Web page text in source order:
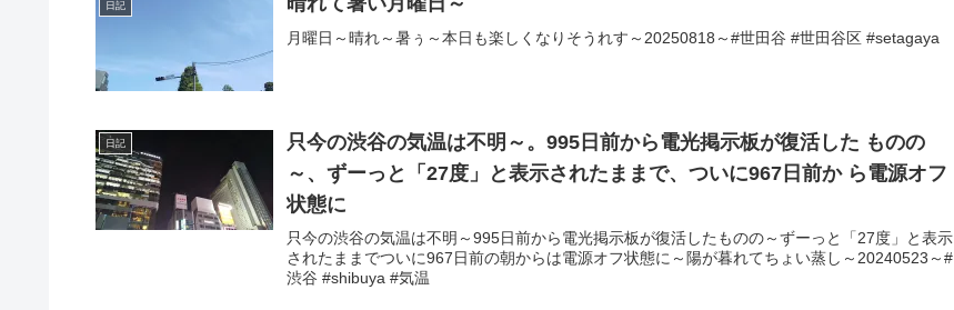
日記
月曜日～晴れ～暑ぅ～本日も楽しくなりそうれす～20250818～#世田谷 #世田谷区 #setagaya
日記
只今の渋谷の気温は不明～。995日前から電光掲示板が復活した ものの
～、ずーっと「27度」と表示されたままで、ついに967日前か ら電源オフ
状態に
只今の渋谷の気温は不明～995日前から電光掲示板が復活したものの～ずーっと「27度」と表示
されたままでついに967日前の朝からは電源オフ状態に～陽が暮れてちょい蒸し～20240523～#
渋谷 #shibuya #気温